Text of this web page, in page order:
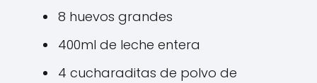
8 huevos grandes
400ml de leche entera
4 cucharaditas de polvo de